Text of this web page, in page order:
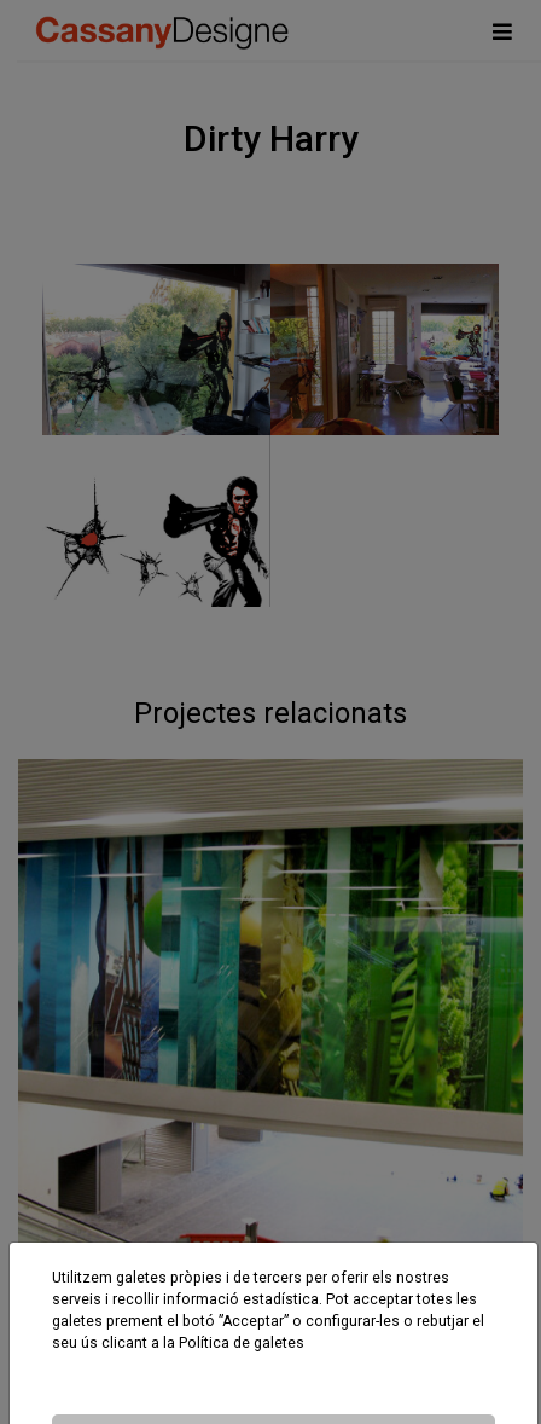
Dirty Harry
Projectes relacionats
Línea 9
Utilitzem galetes pròpies i de tercers per oferir els nostres
serveis i recollir informació estadística. Pot acceptar totes les
galetes prement el botó ”Acceptar” o configurar-les o rebutjar el
seu ús clicant a la Política de galetes